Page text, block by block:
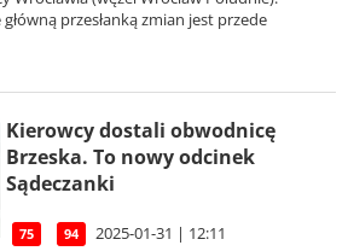
przesłanką zmian jest przede
Kierowcy dostali obwodnicę
Brzeska. To nowy odcinek
Sądeczanki
75 94 2025-01-31 | 12:11